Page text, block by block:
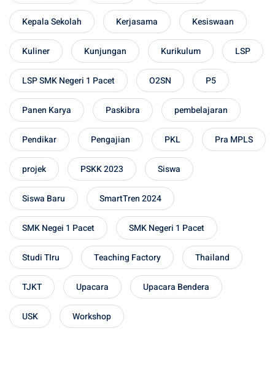
Kepala Sekolah Kerjasama Kesiswaan
Kuliner Kunjungan Kurikulum LSP
LSP SMK Negeri 1 Pacet O2SN P5
Panen Karya Paskibra pembelajaran
Pendikar Pengajian PKL Pra MPLS
projek PSKK 2023 Siswa
Siswa Baru SmartTren 2024
SMK Negei 1 Pacet SMK Negeri 1 Pacet
Studi TIru Teaching Factory Thailand
TJKT Upacara Upacara Bendera
USK Workshop